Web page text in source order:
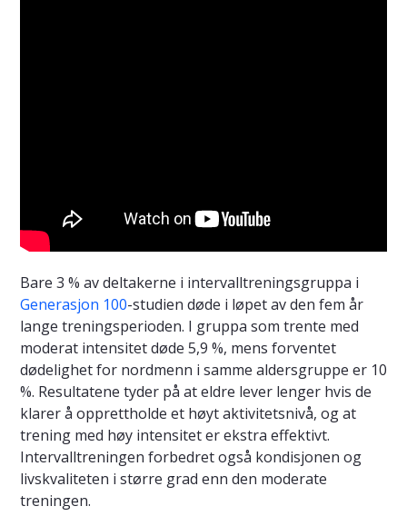
Bare 3 % av deltakerne i intervalltreningsgruppa i
Generasjon 100-studien døde i løpet av den fem år
lange treningsperioden. I gruppa som trente med
moderat intensitet døde 5,9 %, mens forventet
dødelighet for nordmenn i samme aldersgruppe er 10
%. Resultatene tyder på at eldre lever lenger hvis de
klarer å opprettholde et høyt aktivitetsnivå, og at
trening med høy intensitet er ekstra effektivt.
Intervalltreningen forbedret også kondisjonen og
livskvaliteten i større grad enn den moderate
treningen.